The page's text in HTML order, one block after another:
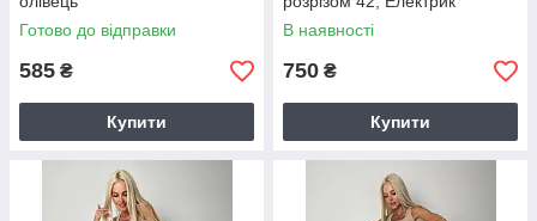
Готово до відправки
585 ₴
Купити
В наявності
750 ₴
Купити